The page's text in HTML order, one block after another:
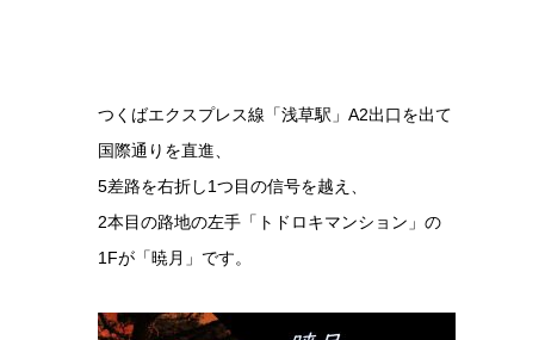
つくばエクスプレス線「浅草駅」A2出口を出て
国際通りを直進、
5差路を右折し1つ目の信号を越え、
2本目の路地の左手「トドロキマンション」の
1Fが「暁月」です。